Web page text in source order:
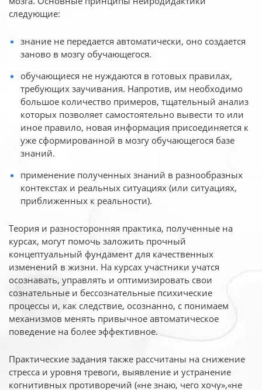
следующие:
знание не передается автоматически, оно создается
заново в мозгу обучающегося.
обучающиеся не нуждаются в готовых правилах,
требующих заучивания. Напротив, им необходимо
большое количество примеров, тщательный анализ
которых позволяет самостоятельно вывести то или
иное правило, новая информация присоединяется к
уже сформированной в мозгу обучающегося базе
знаний.
применение полученных знаний в разнообразных
контекстах и реальных ситуациях (или ситуациях,
приближенных к реальности).
Теория и разносторонняя практика, полученные на
курсах, могут помочь заложить прочный
концептуальный фундамент для качественных
изменений в жизни. На курсах участники учатся
осознавать, управлять и оптимизировать свои
сознательные и бессознательные психические
процессы и, как следствие, осознанно, с понимаем
механизмов менять привычное автоматическое
поведение на более эффективное.
Практические задания также рассчитаны на снижение
стресса и уровня тревоги, выявление и устранение
когнитивных противоречий («не знаю, чего хочу»,«не